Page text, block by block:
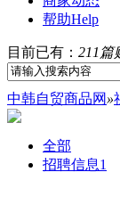
帮助Help
目前已有： 211篇
中韩自贸商品网 »
全部
招聘信息1